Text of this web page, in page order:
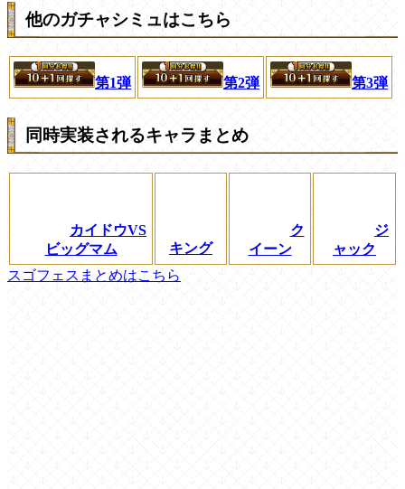
他のガチャシミュはこちら
第1弾 第2弾 第3弾
同時実装されるキャラまとめ
カイドウVS
ビッグマム
キング
ク
イーン
ジ
ャック
スゴフェスまとめはこちら